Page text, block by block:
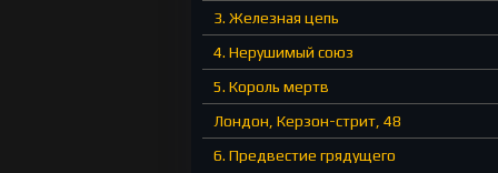
3. Железная цепь
4. Нерушимый союз
5. Король мертв
Лондон, Керзон-стрит, 48
6. Предвестие грядущего